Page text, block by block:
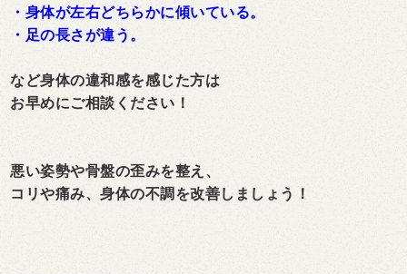
・身体が左右どちらかに傾いている。
・足の長さが違う。
など身体の違和感を感じた方は
お早めにご相談ください！
悪い姿勢や骨盤の歪みを整え、
コリや痛み、身体の不調を改善しましょう！